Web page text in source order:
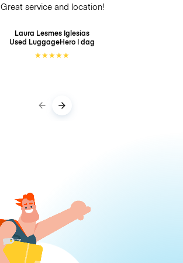
Great service and location!
Laura Lesmes Iglesias
Used LuggageHero I dag
★★★★★